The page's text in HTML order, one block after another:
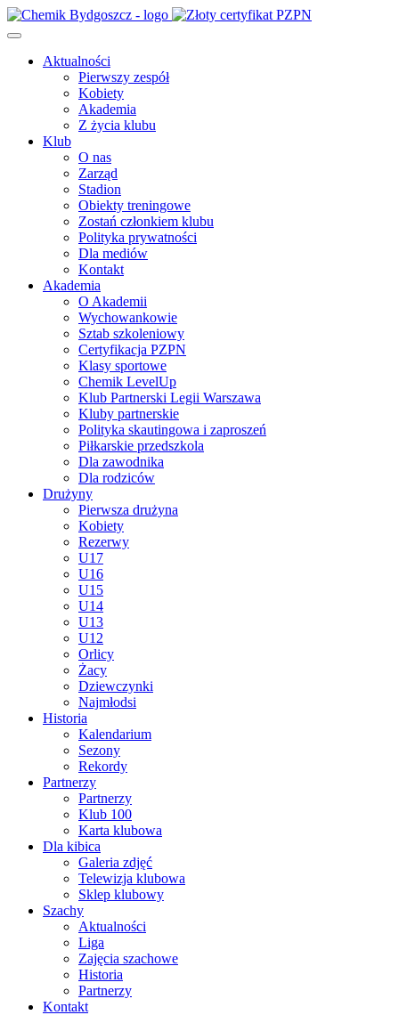
Aktualności
Pierwszy zespół
Kobiety
Akademia
Z życia klubu
Klub
O nas
Zarząd
Stadion
Obiekty treningowe
Zostań członkiem klubu
Polityka prywatności
Dla mediów
Kontakt
Akademia
O Akademii
Wychowankowie
Sztab szkoleniowy
Certyfikacja PZPN
Klasy sportowe
Chemik LevelUp
Klub Partnerski Legii Warszawa
Kluby partnerskie
Polityka skautingowa i zaproszeń
Piłkarskie przedszkola
Dla zawodnika
Dla rodziców
Drużyny
Pierwsza drużyna
Kobiety
Rezerwy
U17
U16
U15
U14
U13
U12
Orlicy
Żacy
Dziewczynki
Najmłodsi
Historia
Kalendarium
Sezony
Rekordy
Partnerzy
Partnerzy
Klub 100
Karta klubowa
Dla kibica
Galeria zdjęć
Telewizja klubowa
Sklep klubowy
Szachy
Aktualności
Liga
Zajęcia szachowe
Historia
Partnerzy
Kontakt